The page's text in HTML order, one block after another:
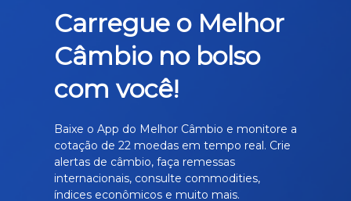
Carregue o Melhor
Câmbio no bolso
com você!
Baixe o App do Melhor Câmbio e monitore a
cotação de 22 moedas em tempo real. Crie
alertas de câmbio, faça remessas
internacionais, consulte commodities,
índices econômicos e muito mais.